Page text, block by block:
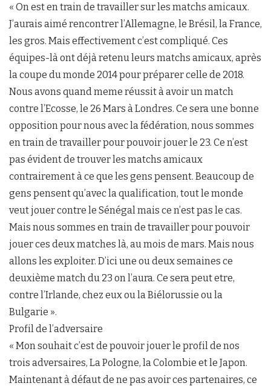
« On est en train de travailler sur les matchs amicaux.
J’aurais aimé rencontrer l’Allemagne, le Brésil, la France,
les gros. Mais effectivement c’est compliqué. Ces
équipes-là ont déjà retenu leurs matchs amicaux, après
la coupe du monde 2014 pour préparer celle de 2018.
Nous avons quand meme réussit à avoir un match
contre l’Ecosse, le 26 Mars à Londres. Ce sera une bonne
opposition pour nous avec la fédération, nous sommes
en train de travailler pour pouvoir jouer le 23. Ce n’est
pas évident de trouver les matchs amicaux
contrairement à ce que les gens pensent. Beaucoup de
gens pensent qu’avec la qualification, tout le monde
veut jouer contre le Sénégal mais ce n’est pas le cas.
Mais nous sommes en train de travailler pour pouvoir
jouer ces deux matches là, au mois de mars. Mais nous
allons les exploiter. D’ici une ou deux semaines ce
deuxième match du 23 on l’aura. Ce sera peut etre,
contre l’Irlande, chez eux ou la Biélorussie ou la
Bulgarie ».
Profil de l’adversaire
« Mon souhait c’est de pouvoir jouer le profil de nos
trois adversaires, La Pologne, la Colombie et le Japon.
Maintenant à défaut de ne pas avoir ces partenaires, ce